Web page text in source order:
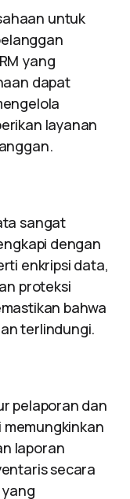
untuk
yang
dapat
layanan
sangat
dengan
enkripsi data,
proteksi
bahwa
terlindungi.
pelaporan dan
laporan
secara